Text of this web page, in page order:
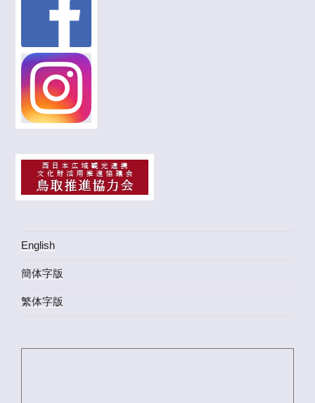
English
簡体字版
繁体字版